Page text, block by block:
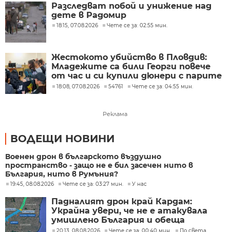
Разследват побой и унижение над
дете в Радомир
18:15, 07.08.2026 Чете се за: 02:55 мин.
Жестокото убийство в Пловдив:
Младежите са били Георги повече
от час и си купили дюнери с парите
му
18:08, 07.08.2026 54761 Чете се за: 04:55 мин.
Реклама
ВОДЕЩИ НОВИНИ
Военен дрон в българското въздушно
пространство - защо не е бил засечен нито в
България, нито в Румъния?
19:45, 08.08.2026 Чете се за: 03:27 мин. У нас
Падналият дрон край Кардам:
Украйна увери, че не е атакувала
умишлено България и обеща
разследване
20:13, 08.08.2026 Чете се за: 00:40 мин. По света